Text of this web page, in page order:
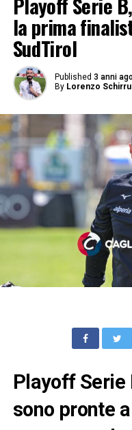
la prima
SudTirol
Published 3 anni ago
By Lorenzo Schirru
Playoff Serie
sono pronte